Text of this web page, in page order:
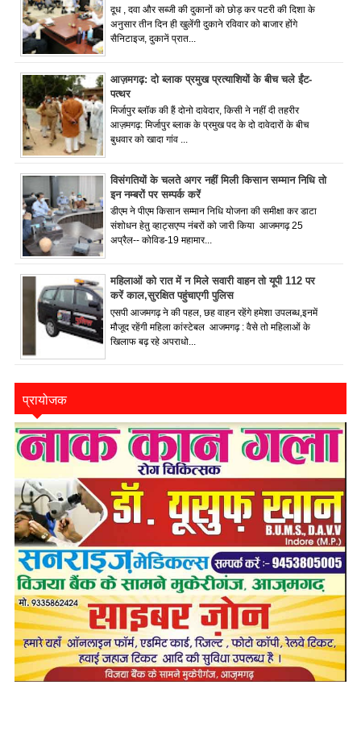
दूध , दवा और सब्जी की दुकानों को छोड़ कर पटरी की दिशा के
अनुसार तीन दिन ही खुलेंगी दुकाने रविवार को बाजार होंगे
सैनिटाइज, दुकानें प्रात...
आज़मगढ़: दो ब्लाक प्रमुख प्रत्याशियों के बीच चले ईंट-
पत्थर
मिर्जापुर ब्लॉक की हैं दोनो दावेदार, किसी ने नहीं दी तहरीर
आज़मगढ़: मिर्जापुर ब्लाक के प्रमुख पद के दो दावेदारों के बीच
बुधवार को खादा गांव ...
विसंगतियों के चलते अगर नहीं मिली किसान सम्मान निधि तो
इन नम्बरों पर सम्पर्क करें
डीएम ने पीएम किसान सम्मान निधि योजना की समीक्षा कर डाटा
संशोधन हेतु व्हाट्सएप्प नंबरों को जारी किया आजमगढ़ 25
अप्रैल-- कोविड-19 महामार...
महिलाओं को रात में न मिले सवारी वाहन तो यूपी 112 पर
करें काल,सुरक्षित पहुंचाएगी पुलिस
एसपी आजमगढ़ ने की पहल, छह वाहन रहेंगे हमेशा उपलब्ध,इनमें
मौजूद रहेंगी महिला कांस्टेबल आजमगढ़ : वैसे तो महिलाओं के
खिलाफ बढ़ रहे अपराधो...
प्रायोजक